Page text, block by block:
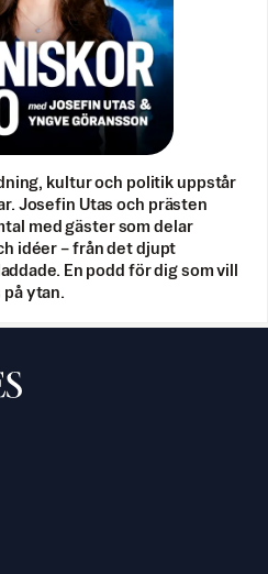
kultur och politik uppstår
Josefin Utas och prästen
med gäster som delar
idéer – från det djupt
En podd för dig som vill
ytan.